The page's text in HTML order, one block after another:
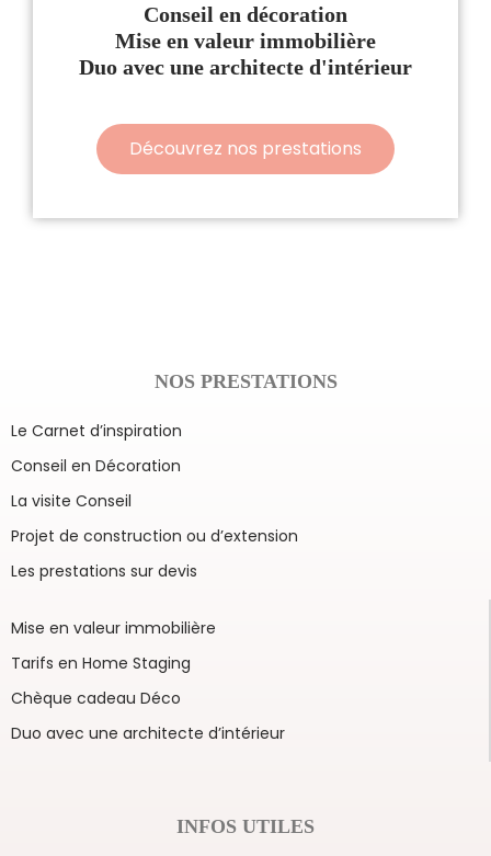
Conseil en décoration
Mise en valeur immobilière
Duo avec une architecte d'intérieur
Découvrez nos prestations
NOS PRESTATIONS
Le Carnet d’inspiration
Conseil en Décoration
La visite Conseil
Projet de construction ou d’extension
Les prestations sur devis
Mise en valeur immobilière
Tarifs en Home Staging
Chèque cadeau Déco
Duo avec une architecte d’intérieur
INFOS UTILES